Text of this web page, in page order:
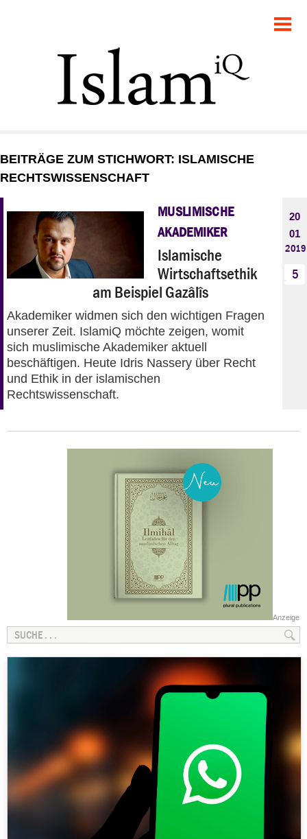
GESELLSCHAFT
STARTSEITE
PANORAMA
BEITRÄGE ZUM STICHWORT: ISLAMISCHE
RECHTSWISSENSCHAFT
MUSLIMISCHE
AKADEMIKER
Islamische
Wirtschaftsethik
am Beispiel Gazâlîs
Akademiker widmen sich den wichtigen Fragen
unserer Zeit. IslamiQ möchte zeigen, womit
sich muslimische Akademiker aktuell
beschäftigen. Heute Idris Nassery über Recht
und Ethik in der islamischen
Rechtswissenschaft.
20
01
2019
5
Anzeige